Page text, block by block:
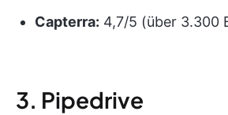
Capterra: 4,7/5 (über 3.300
3. Pipedrive